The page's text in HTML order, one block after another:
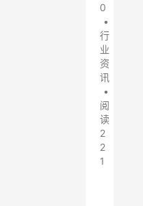
0
•
行
业
资
讯
•
阅
读
2
2
1